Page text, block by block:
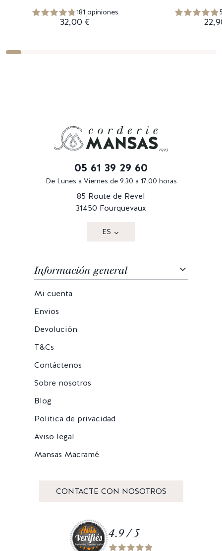
181 opiniones
32,00 €
05 61 39 29 60
De Lunes a Viernes de 9.30 a 17.00 horas
85 Route de Revel
31450 Fourquevaux
ES
Información general
Mi cuenta
Envios
Devolución
T&Cs
Contáctenos
Sobre nosotros
Blog
Politica de privacidad
Aviso legal
Mansas Macramé
CONTACTE CON NOSOTROS
4.9 / 5